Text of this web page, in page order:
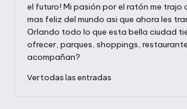
el futuro! Mi pasión por el ratón me trajo
mas feliz del mundo asi que ahora les
Orlando todo lo que esta bella ciudad
ofrecer, parques, shoppings,
acompañan?
Ver todas las entradas